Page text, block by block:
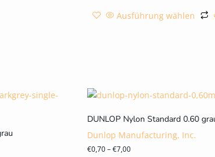
Ausführung wählen
DUNLOP Nylon Standard 0.60
Dunlop Manufacturing, Inc.
€0,70–€7,00